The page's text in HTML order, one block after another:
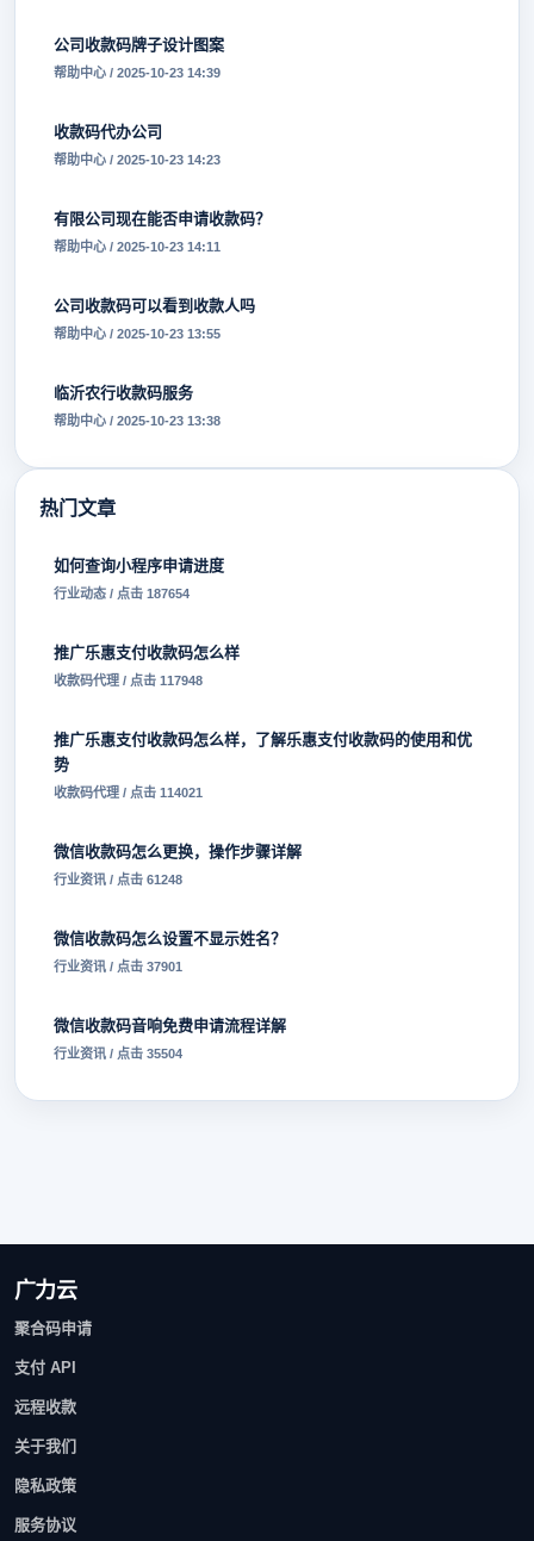
公司收款码牌子设计图案
帮助中心 / 2025-10-23 14:39
收款码代办公司
帮助中心 / 2025-10-23 14:23
有限公司现在能否申请收款码？
帮助中心 / 2025-10-23 14:11
公司收款码可以看到收款人吗
帮助中心 / 2025-10-23 13:55
临沂农行收款码服务
帮助中心 / 2025-10-23 13:38
热门文章
如何查询小程序申请进度
行业动态 / 点击 187654
推广乐惠支付收款码怎么样
收款码代理 / 点击 117948
推广乐惠支付收款码怎么样，了解乐惠支付收款码的使用和优
势
收款码代理 / 点击 114021
微信收款码怎么更换，操作步骤详解
行业资讯 / 点击 61248
微信收款码怎么设置不显示姓名？
行业资讯 / 点击 37901
微信收款码音响免费申请流程详解
行业资讯 / 点击 35504
广力云
聚合码申请
支付 API
远程收款
关于我们
隐私政策
服务协议